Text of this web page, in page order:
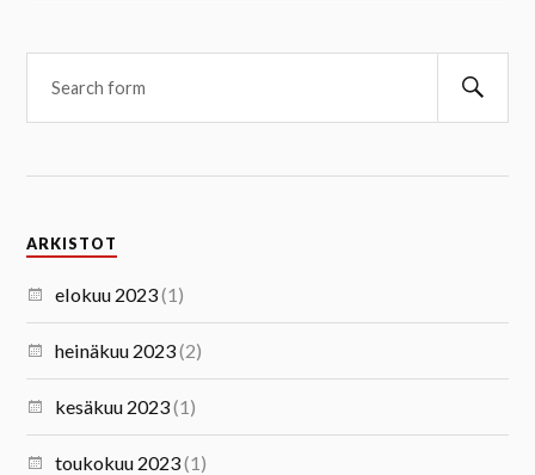
ARKISTOT
elokuu 2023(1)
heinäkuu 2023(2)
kesäkuu 2023(1)
toukokuu 2023(1)